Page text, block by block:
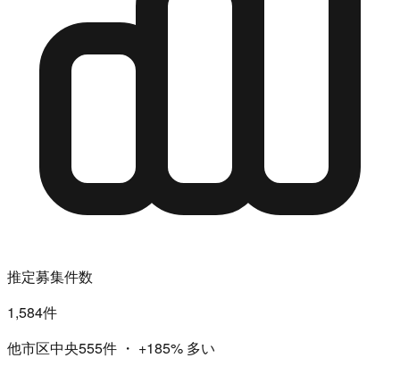
推定募集件数
1,584件
他市区中央555件 ・ +185% 多い